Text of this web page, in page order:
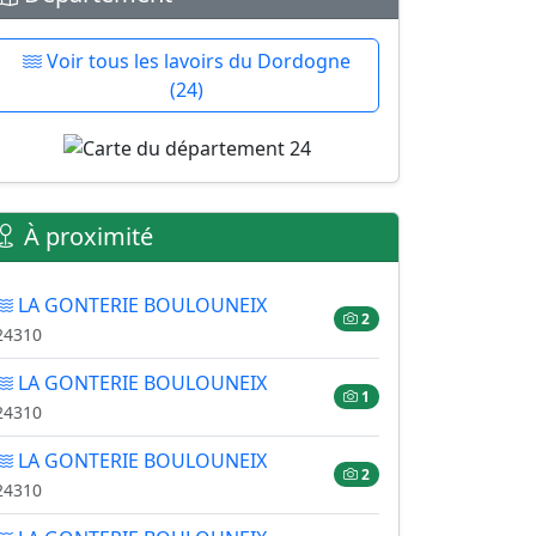
Voir tous les lavoirs du Dordogne
(24)
À proximité
LA GONTERIE BOULOUNEIX
2
LA GONTERIE BOULOUNEIX
1
LA GONTERIE BOULOUNEIX
2